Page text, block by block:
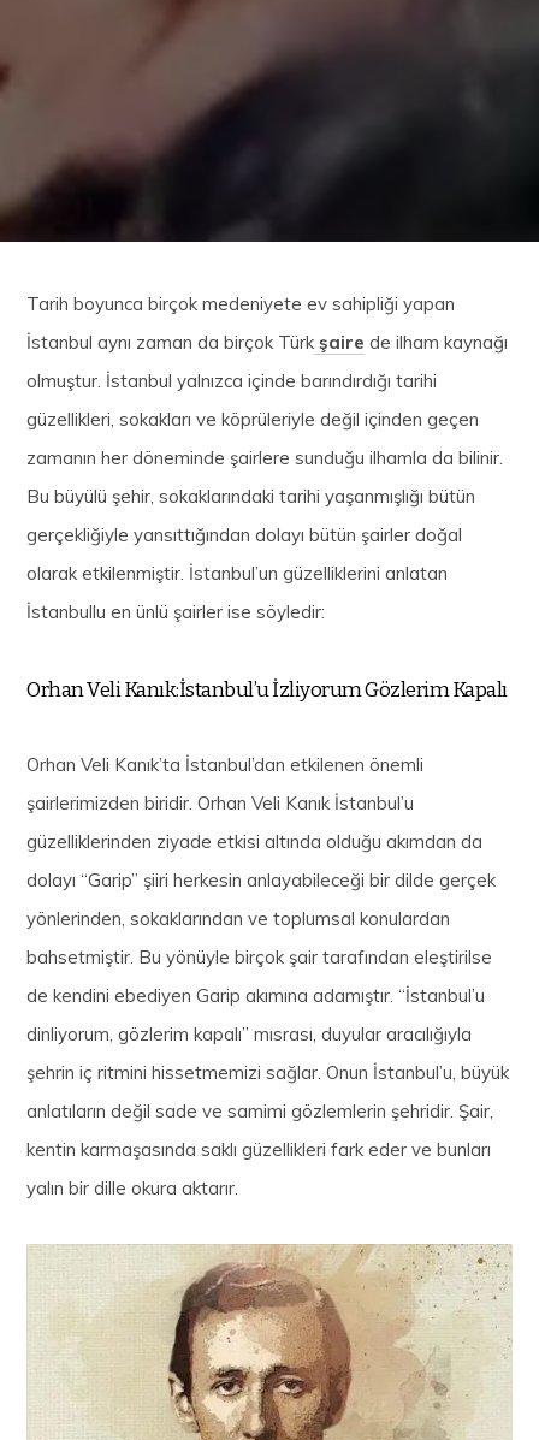
Tarih boyunca birçok medeniyete ev sahipliği yapan
İstanbul aynı zaman da birçok Türk şaire de ilham kaynağı
olmuştur. İstanbul yalnızca içinde barındırdığı tarihi
güzellikleri, sokakları ve köprüleriyle değil içinden geçen
zamanın her döneminde şairlere sunduğu ilhamla da bilinir.
Bu büyülü şehir, sokaklarındaki tarihi yaşanmışlığı bütün
gerçekliğiyle yansıttığından dolayı bütün şairler doğal
olarak etkilenmiştir. İstanbul’un güzelliklerini anlatan
İstanbullu en ünlü şairler ise söyledir:
Orhan Veli Kanık:İstanbul’u İzliyorum Gözlerim Kapalı
Orhan Veli Kanık’ta İstanbul’dan etkilenen önemli
şairlerimizden biridir. Orhan Veli Kanık İstanbul’u
güzelliklerinden ziyade etkisi altında olduğu akımdan da
dolayı “Garip” şiiri herkesin anlayabileceği bir dilde gerçek
yönlerinden, sokaklarından ve toplumsal konulardan
bahsetmiştir. Bu yönüyle birçok şair tarafından eleştirilse
de kendini ebediyen Garip akımına adamıştır. “İstanbul’u
dinliyorum, gözlerim kapalı” mısrası, duyular aracılığıyla
şehrin iç ritmini hissetmemizi sağlar. Onun İstanbul’u, büyük
anlatıların değil sade ve samimi gözlemlerin şehridir. Şair,
kentin karmaşasında saklı güzellikleri fark eder ve bunları
yalın bir dille okura aktarır.